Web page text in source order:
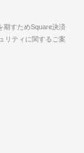
期すためSquare決済
リティに関するご案